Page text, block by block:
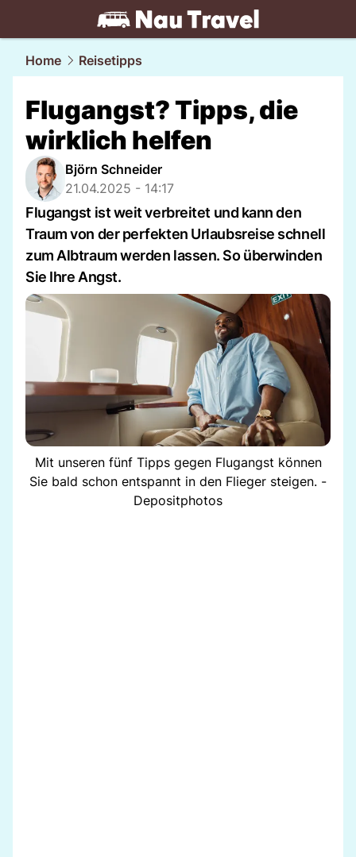
travel.NAU.ch
Home Reisetipps
Flugangst? Tipps, die
wirklich helfen
Björn Schneider
21.04.2025 - 14:17
Flugangst ist weit verbreitet und kann den
Traum von der perfekten Urlaubsreise schnell
zum Albtraum werden lassen. So überwinden
Sie Ihre Angst.
Mit unseren fünf Tipps gegen Flugangst können
Sie bald schon entspannt in den Flieger steigen. -
Depositphotos